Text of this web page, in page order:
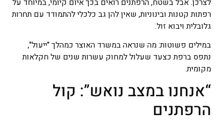
רפתות קטנות ובינוניות, שאין להן גב כלכלי להתמודד עם תחרות
גלובלית ויבוא זול.
במילים פשוטות: מה שנראה במשרד האוצר כמהלך "ייעול",
נתפס ברפת כצעד שעלול למחוק עשרות שנים של חקלאות
מקומית.
“אנחנו במצב נואש”: קול
הרפתנים